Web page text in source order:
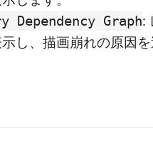
Dependency Graph:
し、描画崩れの原因